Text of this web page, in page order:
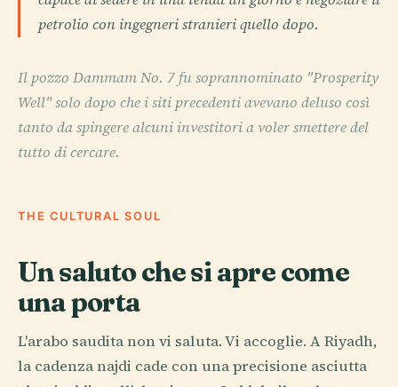
petrolio con ingegneri stranieri quello dopo.
Il pozzo Dammam No. 7 fu soprannominato "Prosperity
Well" solo dopo che i siti precedenti avevano deluso così
tanto da spingere alcuni investitori a voler smettere del
tutto di cercare.
THE CULTURAL SOUL
Un saluto che si apre come
una porta
L'arabo saudita non vi saluta. Vi accoglie. A Riyadh,
la cadenza najdi cade con una precisione asciutta